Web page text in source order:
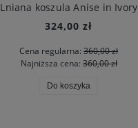
Lniana koszula Anise in Ivory
324,00 zł
Cena regularna: 360,00 zł
Najniższa cena: 360,00 zł
Do koszyka